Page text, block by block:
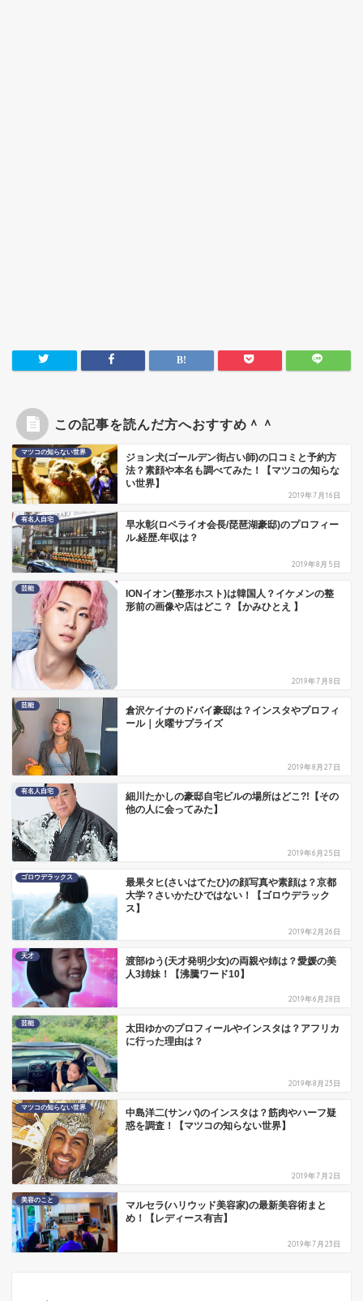
この記事を読んだ方へおすすめ＾＾
マツコの知らない世界
ジョン犬(ゴールデン街占い師)の口コミと予約方
法？素顔や本名も調べてみた！【マツコの知らな
い世界】
2019年7月16日
有名人自宅
早水彰(ロペライオ会長/琵琶湖豪邸)のプロフィー
ル.経歴.年収は？
2019年8月5日
芸能
IONイオン(整形ホスト)は韓国人？イケメンの整
形前の画像や店はどこ？【かみひとえ 】
2019年7月8日
芸能
倉沢ケイナのドバイ豪邸は？インスタやプロフィ
ール｜火曜サプライズ
2019年8月27日
有名人自宅
細川たかしの豪邸自宅ビルの場所はどこ?!【その
他の人に会ってみた】
2019年6月25日
ゴロウデラックス
最果タヒ(さいはてたひ)の顔写真や素顔は？京都
大学？さいかたひではない！【ゴロウデラック
ス】
2019年2月26日
天才
渡部ゆう(天才発明少女)の両親や姉は？愛媛の美
人3姉妹！【沸騰ワード10】
2019年6月28日
芸能
太田ゆかのプロフィールやインスタは？アフリカ
に行った理由は？
2019年8月23日
マツコの知らない世界
中島洋二(サンバ)のインスタは？筋肉やハーフ疑
惑を調査！【マツコの知らない世界】
2019年7月2日
美容のこと
マルセラ(ハリウッド美容家)の最新美容術まと
め！【レディース有吉】
2019年7月23日